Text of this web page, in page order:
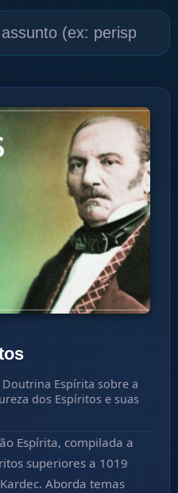
Espírita sobre a
dos Espíritos e suas
Espírita, compilada a
superiores a 1019
Aborda temas